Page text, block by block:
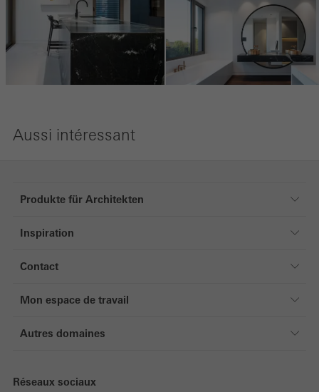
Aussi intéressant
Produkte für Architekten
Fenêtres
Portes
Systèmes coulissants
Protection solaire
Inspiration
Contact
Mon espace de travail
Documentation technique
Autres domaines
Fabricants
Réseaux sociaux